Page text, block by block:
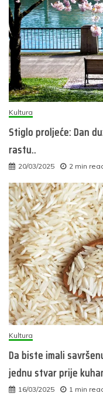
Kultura
Stiglo proljeće: Dan
rastu..
20/03/2025 2 min
Kultura
Da biste imali
jednu stvar prije
16/03/2025 1 min